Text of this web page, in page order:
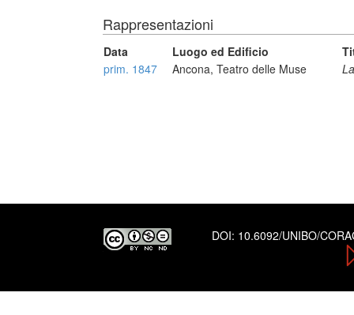
Rappresentazioni
Data Luogo ed Edificio
prim. 1847
Ancona, Teatro delle Muse
DOI: 10.6092/UNIBO/